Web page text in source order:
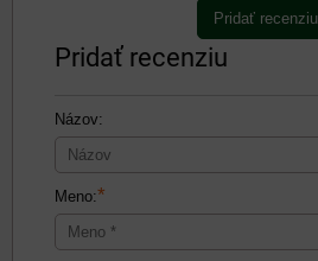
Pridať recenziu
Pridať recenziu
Názov:
Meno:*